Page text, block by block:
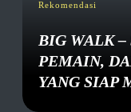
Rekomendasi
BIG WALK –
PEMAIN,
YANG SIAP